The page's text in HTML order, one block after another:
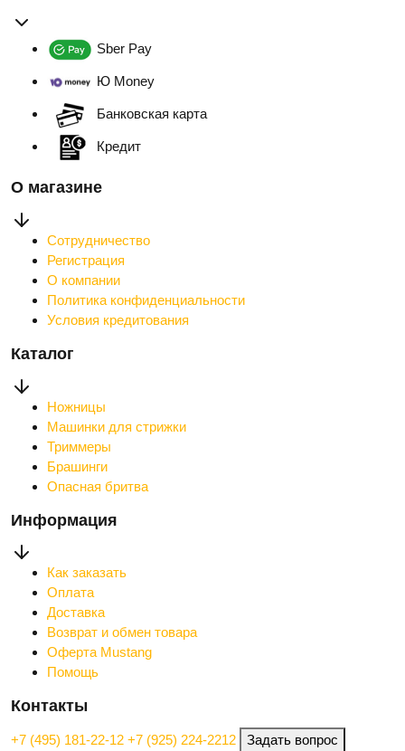
Sber Pay
Ю Money
Банковская карта
Кредит
О магазине
Сотрудничество
Регистрация
О компании
Политика конфиденциальности
Условия кредитования
Каталог
Ножницы
Машинки для стрижки
Триммеры
Брашинги
Опасная бритва
Информация
Как заказать
Оплата
Доставка
Возврат и обмен товара
Оферта Mustang
Помощь
Контакты
+7 (495) 181-22-12 +7 (925) 224-2212 Задать вопрос